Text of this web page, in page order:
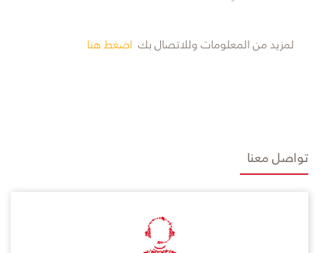
لمزيد من المعلومات وللاتصال بك اضغط هنا
تواصل معنا